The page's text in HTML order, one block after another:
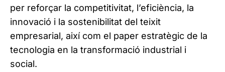
per reforçar la competitivitat, l’eficiència, la
innovació i la sostenibilitat del teixit
empresarial, així com el paper estratègic de la
tecnologia en la transformació industrial i
social.